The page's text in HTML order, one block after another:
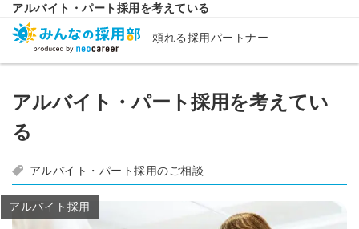
アルバイト・パート採用を考えている
頼れる採用パートナー
アルバイト・パート採用を考えてい
る
アルバイト・パート採用のご相談
アルバイト採用